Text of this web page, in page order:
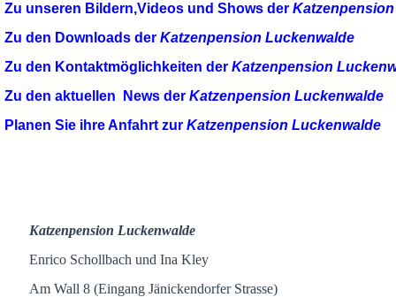
Zu unseren Bildern,Videos und Shows der
Zu den Downloads der Katzenpension Luckenwalde
Zu den Kontaktmöglichkeiten der Katzenpension
Zu den aktuellen News der Katzenpension Luckenwalde
Planen Sie ihre Anfahrt zur Katzenpension Luckenwalde
Katzenpension Luckenwalde
Enrico Schollbach und Ina Kley
Am Wall 8 (Eingang Jänickendorfer Strasse)